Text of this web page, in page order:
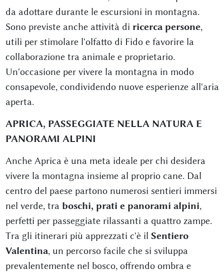
da adottare durante le escursioni in montagna.
Sono previste anche attività di ricerca persone,
utili per stimolare l'olfatto di Fido e favorire la
collaborazione tra animale e proprietario.
Un'occasione per vivere la montagna in modo
consapevole, condividendo nuove esperienze all'aria
aperta.
APRICA, PASSEGGIATE NELLA NATURA E
PANORAMI ALPINI
Anche Aprica è una meta ideale per chi desidera
vivere la montagna insieme al proprio cane. Dal
centro del paese partono numerosi sentieri immersi
nel verde, tra boschi, prati e panorami alpini,
perfetti per passeggiate rilassanti a quattro zampe.
Tra gli itinerari più apprezzati c'è il Sentiero
Valentina, un percorso facile che si sviluppa
prevalentemente nel bosco, offrendo ombra e